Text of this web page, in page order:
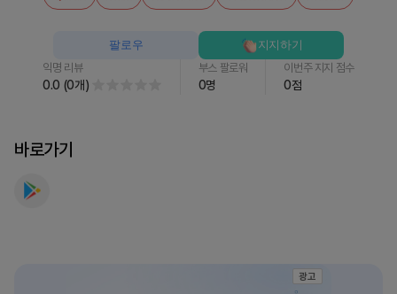
익명 리뷰
0.0 (0개)
부스 팔로워
0명
이번주 지지 점수
0점
팔로우 지지하기
바로가기
광고